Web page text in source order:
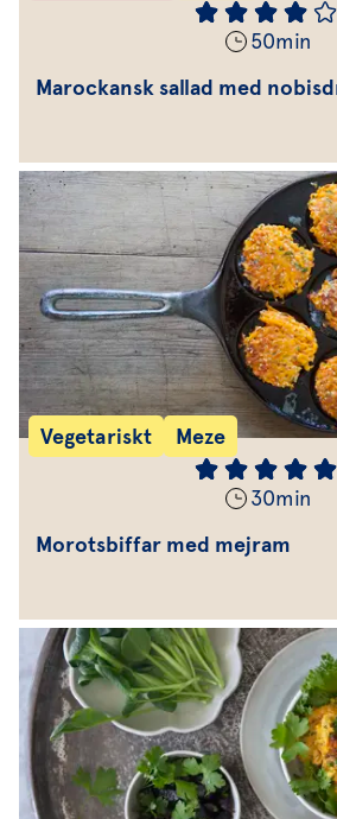
50min
Marockansk sallad med
Vegetariskt Meze
30min
Morotsbiffar med mejram